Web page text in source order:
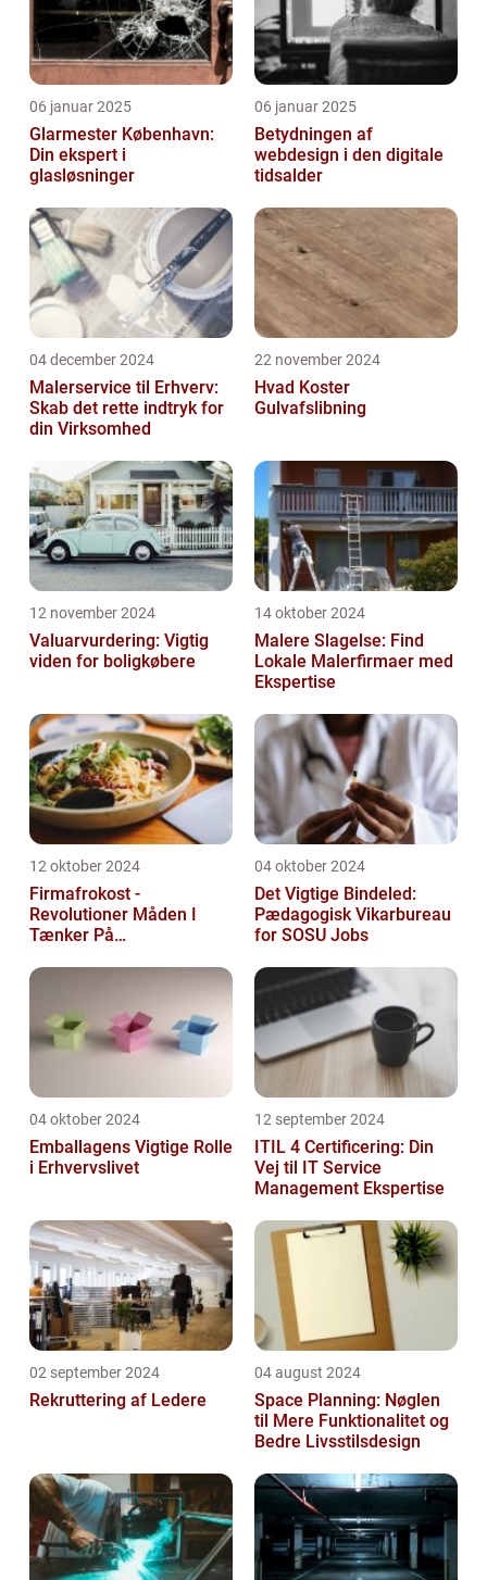
06 januar 2025
Glarmester København:
Din ekspert i
glasløsninger
06 januar 2025
Betydningen af
webdesign i den digitale
tidsalder
04 december 2024
Malerservice til Erhverv:
Skab det rette indtryk for
din Virksomhed
22 november 2024
Hvad Koster
Gulvafslibning
12 november 2024
Valuarvurdering: Vigtig
viden for boligkøbere
14 oktober 2024
Malere Slagelse: Find
Lokale Malerfirmaer med
Ekspertise
12 oktober 2024
Firmafrokost -
Revolutioner Måden I
Tænker På
04 oktober 2024
Det Vigtige Bindeled:
Pædagogisk Vikarbureau
for SOSU Jobs
04 oktober 2024
Emballagens Vigtige Rolle
i Erhvervslivet
12 september 2024
ITIL 4 Certificering: Din
Vej til IT Service
Management Ekspertise
02 september 2024
Rekruttering af Ledere
04 august 2024
Space Planning: Nøglen
til Mere Funktionalitet og
Bedre Livsstilsdesign